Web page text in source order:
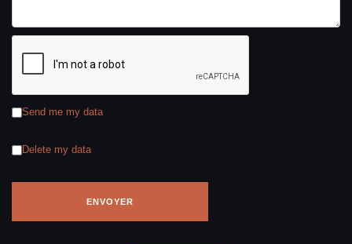
Send me my data
Delete my data